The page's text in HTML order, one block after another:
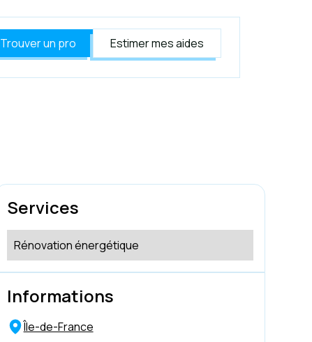
Trouver un pro Estimer mes aides
Services
Rénovation énergétique
Informations
Île-de-France